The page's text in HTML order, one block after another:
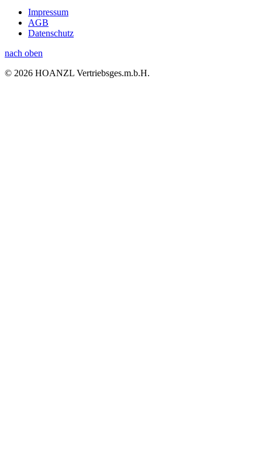
Impressum
AGB
Datenschutz
nach oben
© 2026 HOANZL Vertriebsges.m.b.H.